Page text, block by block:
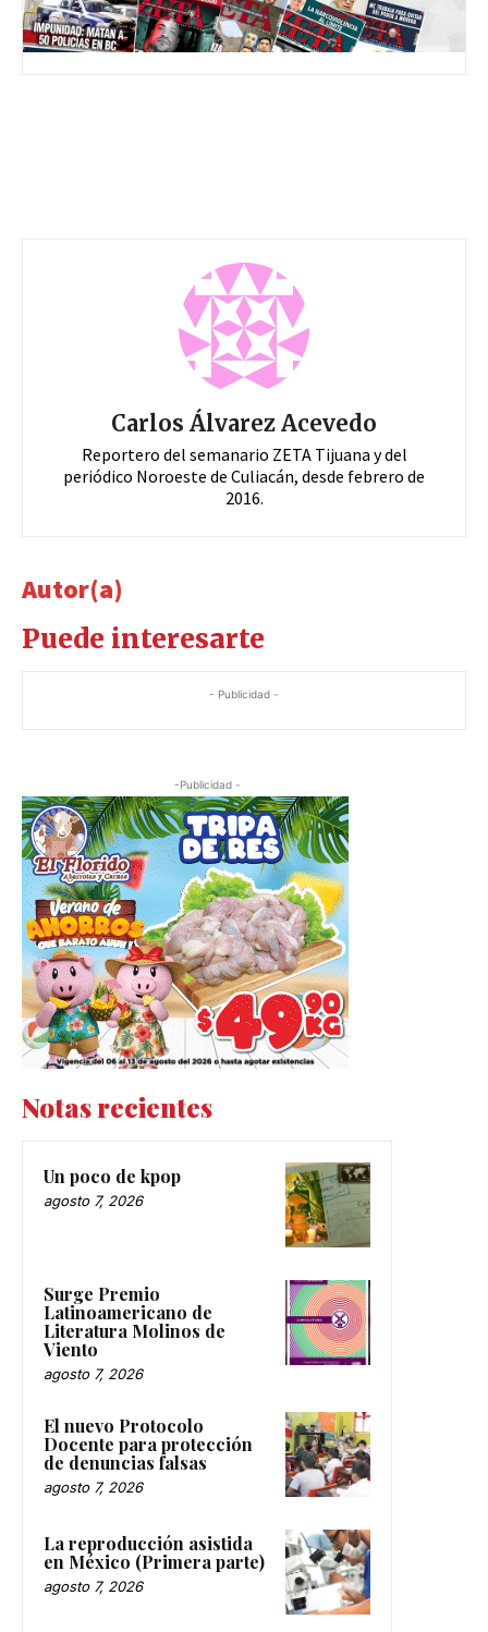
Carlos Álvarez Acevedo
Reportero del semanario ZETA Tijuana y del
periódico Noroeste de Culiacán, desde febrero de
2016.
Autor(a)
Puede interesarte
- Publicidad -
-Publicidad -
Notas recientes
Un poco de kpop
agosto 7, 2026
Surge Premio
Latinoamericano de
Literatura Molinos de
Viento
agosto 7, 2026
El nuevo Protocolo
Docente para protección
de denuncias falsas
agosto 7, 2026
La reproducción asistida
en México (Primera parte)
agosto 7, 2026